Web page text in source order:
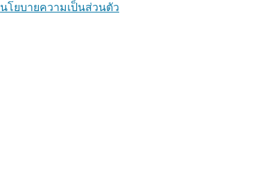
นโยบายความเป็นส่วนตัว